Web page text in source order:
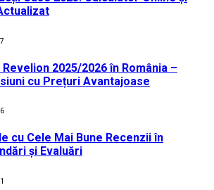
2025/2026 în România –
cu Prețuri Avantajoase
cu Cele Mai Bune Recenzii în
și Evaluări